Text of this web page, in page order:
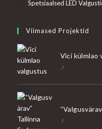
Spetsiaalsed LED
Viimased Projektid
Vici külmlao
/
/